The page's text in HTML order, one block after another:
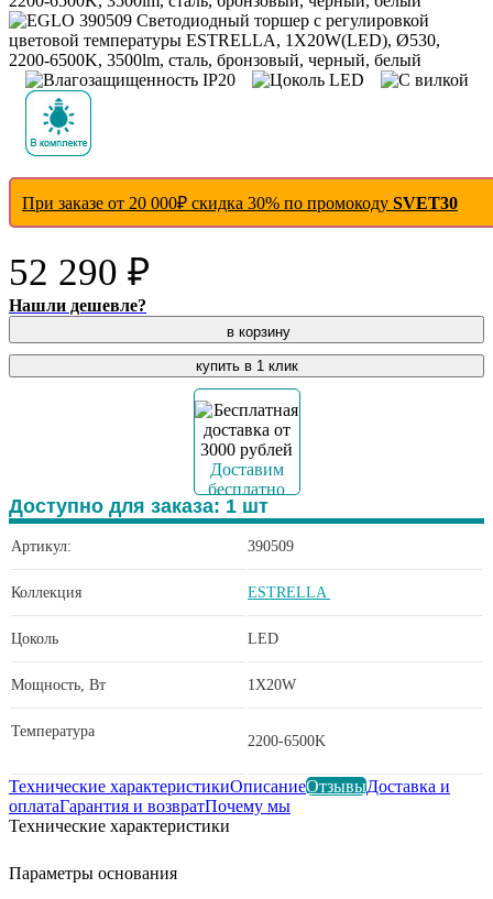
При заказе от 20 000₽ скидка 30% по промокоду SVET30
52 290 ₽
Нашли дешевле?
в корзину
купить в 1 клик
Доставим
бесплатно
Доступно для заказа: 1 шт
Артикул: 390509
Коллекция ESTRELLA
Цоколь LED
Мощность, Вт 1X20W
Температура
2200-6500K
Технические характеристикиОписаниеОтзывыДоставка и
оплатаГарантия и возвратПочему мы
Технические характеристики
Параметры основания